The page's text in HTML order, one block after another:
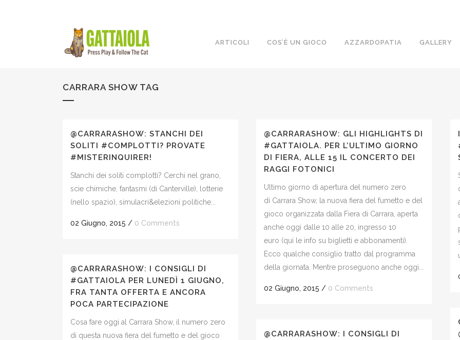
ARTICOLI COS’È UN GIOCO AZZARDOPATIA GALLERY
CARRARA SHOW TAG
@CARRARASHOW: STANCHI DEI
SOLITI #COMPLOTTI? PROVATE
#MISTERINQUIRER!
Stanchi dei soliti complotti? Cerchi nel grano,
scie chimiche, fantasmi (di Canterville), lotterie
(nello spazio), simulacri&elezioni politiche...
02 Giugno, 2015 / 0 Comments
@CARRARASHOW: GLI HIGHLIGHTS DI
#GATTAIOLA. PER L’ULTIMO GIORNO
DI FIERA, ALLE 15 IL CONCERTO DEI
RAGGI FOTONICI
Ultimo giorno di apertura del numero zero
di Carrara Show, la nuova fiera del fumetto e del
gioco organizzata dalla Fiera di Carrara, aperta
anche oggi dalle 10 alle 20, ingresso 10
euro (qui le info su biglietti e abbonamenti).
Ecco qualche consiglio tratto dal programma
della giornata. Mentre proseguono anche oggi...
02 Giugno, 2015 / 0 Comments
@CARRARASHOW: I CONSIGLI DI
#GATTAIOLA PER LUNEDÌ 1 GIUGNO,
FRA TANTA OFFERTA E ANCORA
POCA PARTECIPAZIONE
Cosa fare oggi al Carrara Show, il numero zero
di questa nuova fiera del fumetto e del gioco
@CARRARASHOW: I CONSIGLI DI